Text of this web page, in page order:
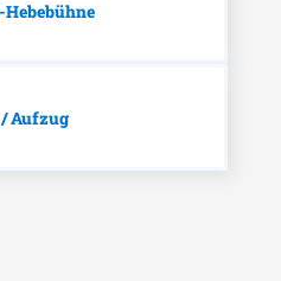
Aufzug